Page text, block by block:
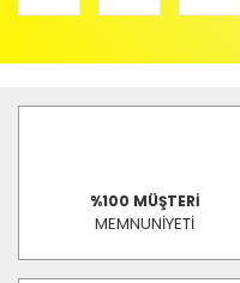
%100 MÜŞTERİ
MEMNUNİYETİ